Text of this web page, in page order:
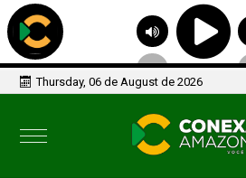
Thursday, 06 de August de 2026